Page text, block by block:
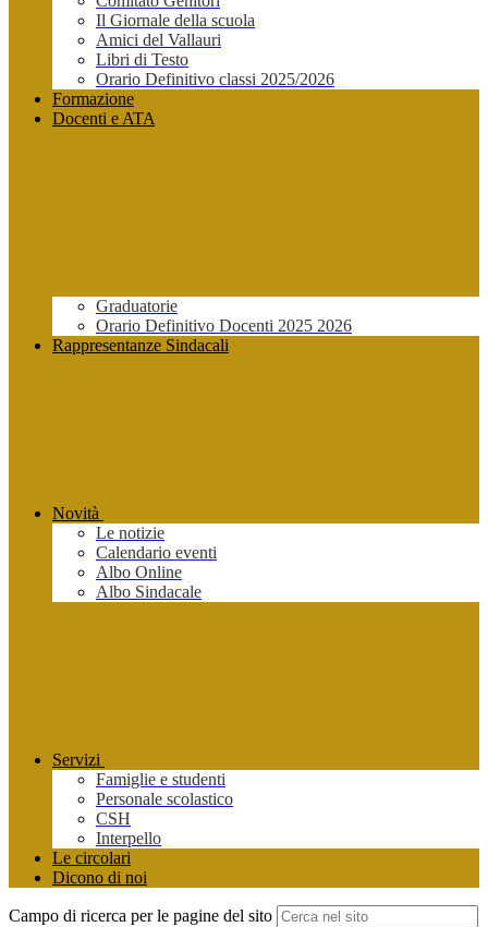
Il Giornale della scuola
Amici del Vallauri
Libri di Testo
Orario Definitivo classi 2025/2026
Formazione
Docenti e ATA
Graduatorie
Orario Definitivo Docenti 2025 2026
Rappresentanze Sindacali
Novità
Le notizie
Calendario eventi
Albo Online
Albo Sindacale
Servizi
Famiglie e studenti
Personale scolastico
CSH
Interpello
Le circolari
Dicono di noi
Campo di ricerca per le pagine del sito